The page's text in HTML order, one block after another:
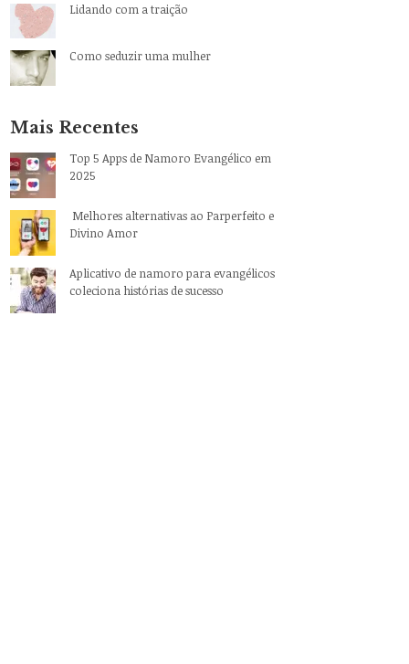
Lidando com a traição
Como seduzir uma mulher
Mais Recentes
Top 5 Apps de Namoro Evangélico em
2025
Melhores alternativas ao Parperfeito e
Divino Amor
Aplicativo de namoro para evangélicos
coleciona histórias de sucesso